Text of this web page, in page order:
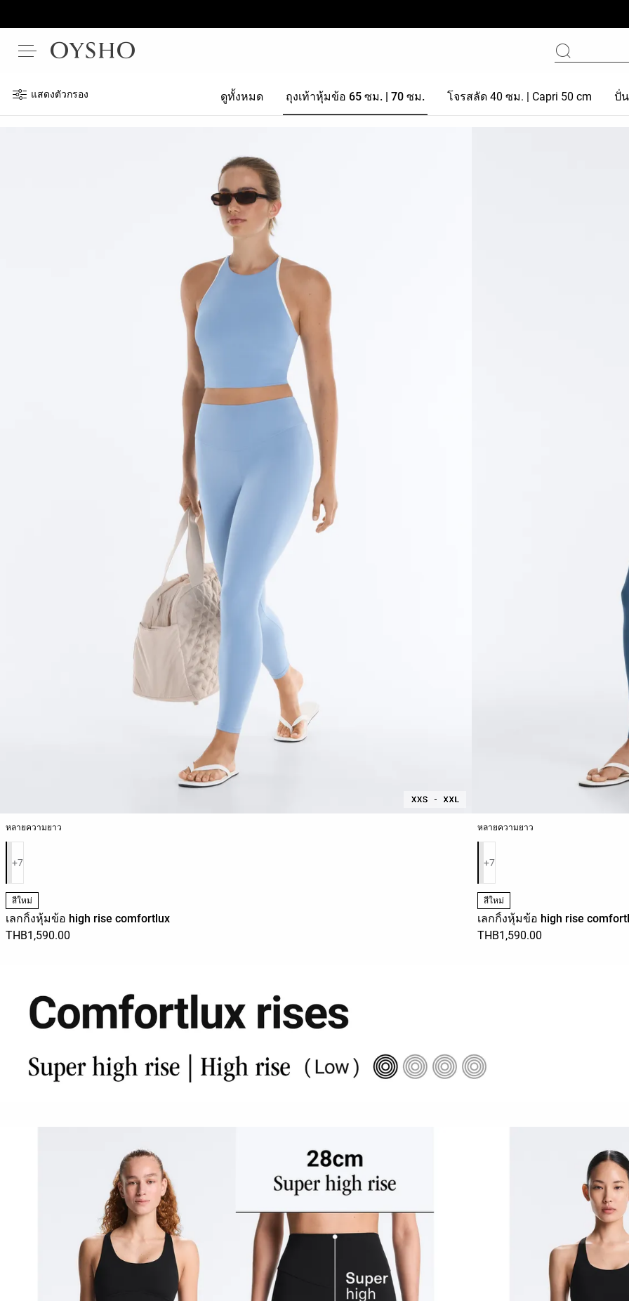
แสดงตัวกรอง ดูทั้งหมด ถุงเท้าหุ้มข้อ 65 ซม. | 70 ซม. โจรสลัด 40 ซม. | Capri 50 cm ปั่
หลายความยาว
รายการสีสินค้า
+7
สีใหม่
เลกกิ้งหุ้มข้อ high rise comfortlux
THB1,590.00
หลายความยาว
รายการสีสินค้า
+7
สีใหม่
เลกกิ้งหุ้มข้อ high rise
THB1,590.00